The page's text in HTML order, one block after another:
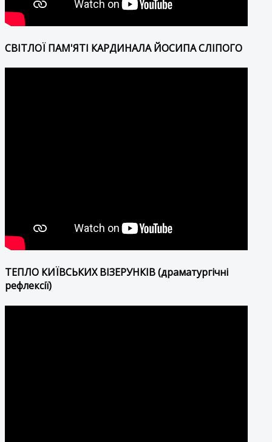
СВІТЛОЇ ПАМ'ЯТІ КАРДИНАЛА ЙОСИПА СЛІПОГО
ТЕПЛО КИЇВСЬКИХ ВІЗЕРУНКІВ (драматургічні
рефлексії)